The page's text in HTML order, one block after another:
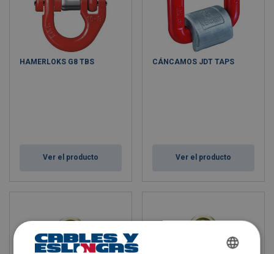
HAMERLOKS G8 TBS
Ver el producto
CÁNCAMOS JDT TAPS
Ver el producto